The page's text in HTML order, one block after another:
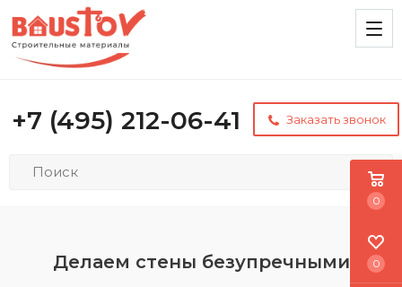
+7 (495) 212-06-41 Заказать звонок
Делаем стены безупречными
0
0